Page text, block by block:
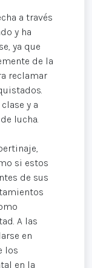
a través
y ha
ya que
de la
reclamar
y a
lucha.
si estos
de sus
A las
en
los
en la